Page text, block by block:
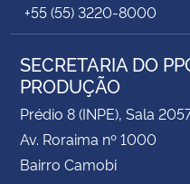
+55 (55) 3220-8000
SECRETARIA DO
PRODUÇÃO
Prédio 8 (INPE), Sala
Av. Roraima nº 1000
Bairro Camobi